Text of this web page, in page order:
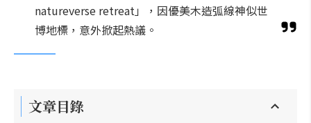
natureverse retreat」，因優美木造弧線神似世
博地標，意外掀起熱議。
文章目錄